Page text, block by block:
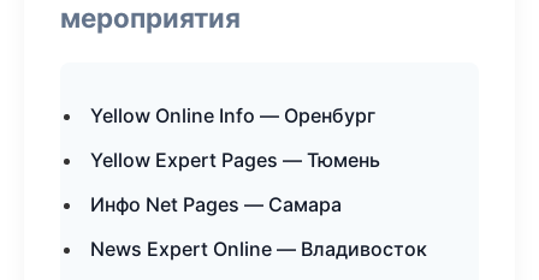
мероприятия
Yellow Online Info — Оренбург
Yellow Expert Pages — Тюмень
Инфо Net Pages — Самара
News Expert Online — Владивосток